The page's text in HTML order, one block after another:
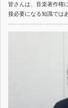
皆さんは、音楽著作権
接必要になる知識では